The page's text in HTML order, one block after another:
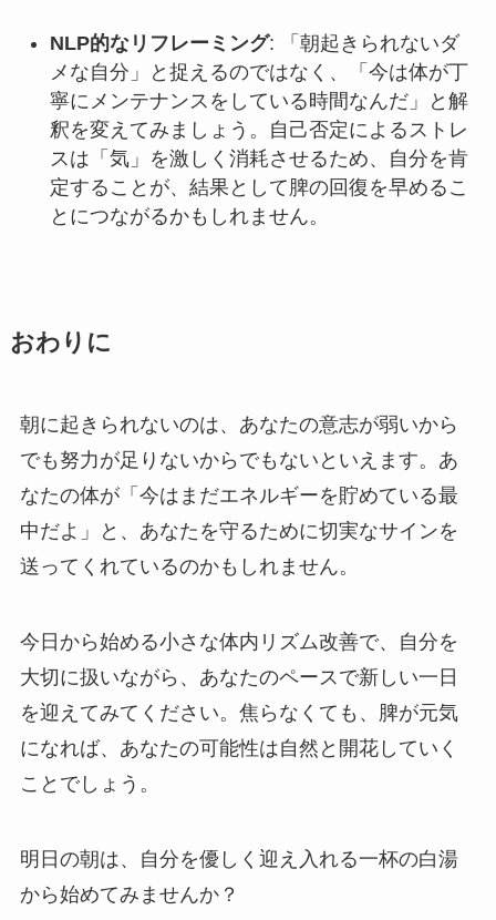
NLP的なリフレーミング: 「朝起きられないダ
メな自分」と捉えるのではなく、「今は体が丁
寧にメンテナンスをしている時間なんだ」と解
釈を変えてみましょう。自己否定によるストレ
スは「気」を激しく消耗させるため、自分を肯
定することが、結果として脾の回復を早めるこ
とにつながるかもしれません。
おわりに
朝に起きられないのは、あなたの意志が弱いから
でも努力が足りないからでもないといえます。あ
なたの体が「今はまだエネルギーを貯めている最
中だよ」と、あなたを守るために切実なサインを
送ってくれているのかもしれません。
今日から始める小さな体内リズム改善で、自分を
大切に扱いながら、あなたのペースで新しい一日
を迎えてみてください。焦らなくても、脾が元気
になれば、あなたの可能性は自然と開花していく
ことでしょう。
明日の朝は、自分を優しく迎え入れる一杯の白湯
から始めてみませんか？